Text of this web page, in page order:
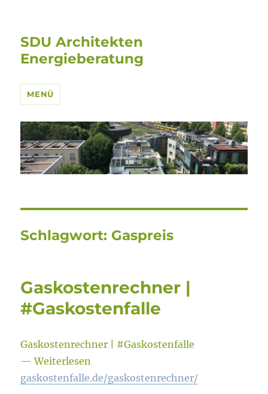
SDU Architekten
Energieberatung
MENÜ
Schlagwort: Gaspreis
Gaskostenrechner |
#Gaskostenfalle
Gaskostenrechner | #Gaskostenfalle
— Weiterlesen
gaskostenfalle.de/gaskostenrechner/